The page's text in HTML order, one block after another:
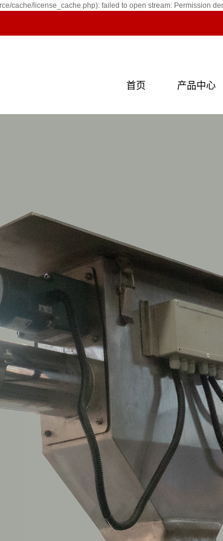
cache/license_cache.php): failed to open stream: Permission
首页 产品中心